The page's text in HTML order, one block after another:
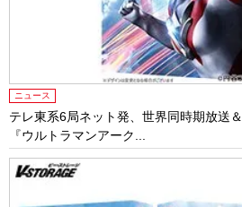
ニュース
テレ東系6局ネット発、世界同時期放送
『ウルトラマンアーク...